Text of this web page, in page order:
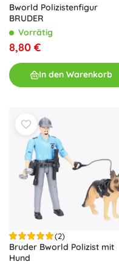
Bworld Polizistenfigur
BRUDER
Vorrätig
8,80 €
In den Warenkorb
(2)
Bruder Bworld Polizist mit
Hund